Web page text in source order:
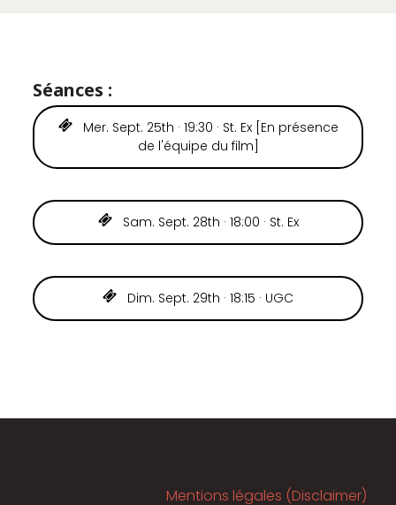
Séances :
Mer. Sept. 25th · 19:30 · St. Ex [En présence
de l'équipe du film]
Sam. Sept. 28th · 18:00 · St. Ex
Dim. Sept. 29th · 18:15 · UGC
Mentions légales (Disclaimer)